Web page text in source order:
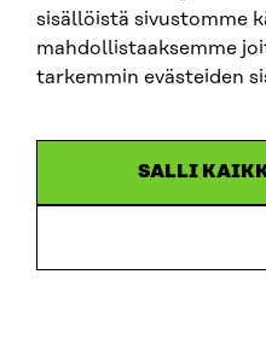
sisällöistä sivustomme
mahdollistaaksemme
tarkemmin evästeiden
SALLI